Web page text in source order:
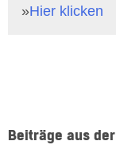
»Hier klicken
Beiträge aus